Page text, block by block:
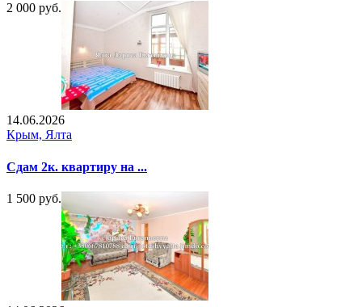
2 000 руб.
14.06.2026
Крым, Ялта
Сдам 2к. квартиру на ...
1 500 руб.